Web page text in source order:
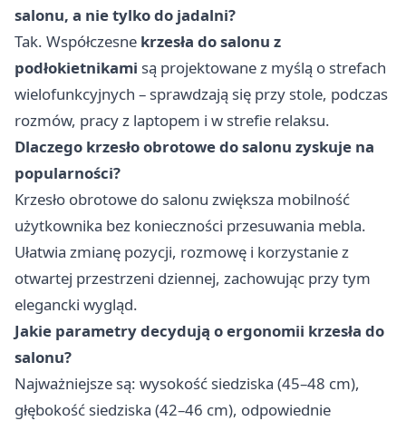
salonu, a nie tylko do jadalni?
Tak. Współczesne krzesła do salonu z
podłokietnikami są projektowane z myślą o strefach
wielofunkcyjnych – sprawdzają się przy stole, podczas
rozmów, pracy z laptopem i w strefie relaksu.
Dlaczego krzesło obrotowe do salonu zyskuje na
popularności?
Krzesło obrotowe do salonu zwiększa mobilność
użytkownika bez konieczności przesuwania mebla.
Ułatwia zmianę pozycji, rozmowę i korzystanie z
otwartej przestrzeni dziennej, zachowując przy tym
elegancki wygląd.
Jakie parametry decydują o ergonomii krzesła do
salonu?
Najważniejsze są: wysokość siedziska (45–48 cm),
głębokość siedziska (42–46 cm), odpowiednie